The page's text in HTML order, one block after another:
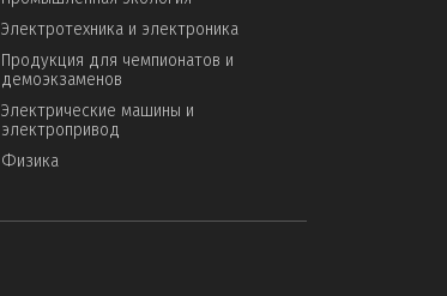
Электротехника и электроника
Продукция для чемпионатов и
демоэкзаменов
Электрические машины и
электропривод
Физика